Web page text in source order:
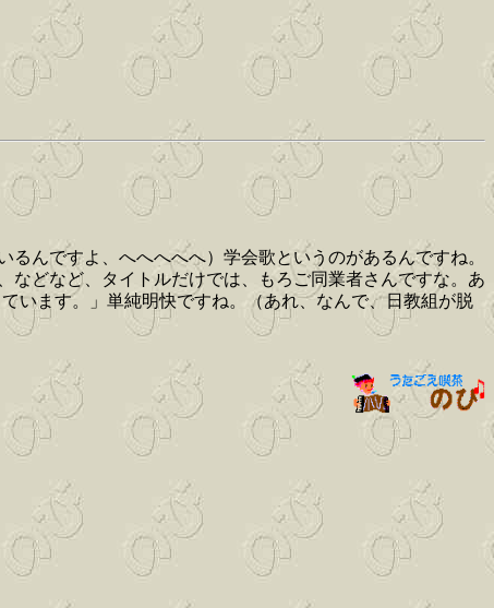
んですよ、へへへへへ）学会歌というのがあるんですね。
などなど、タイトルだけでは、もろご同業者さんですな。あ
います。」単純明快ですね。（あれ、なんで、日教組が脱